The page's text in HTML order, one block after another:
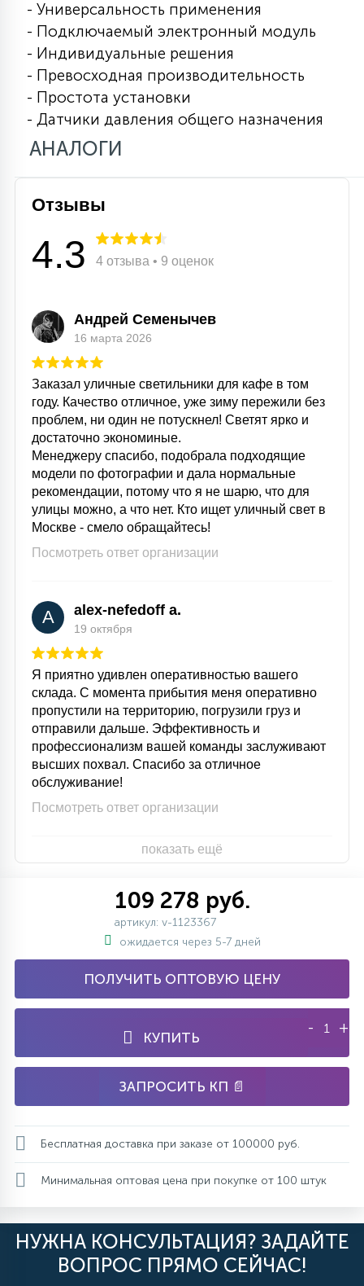
С УПРАВЛЕНИЕМ
АКСЕССУАРЫ
- Универсальность применения
- Подключаемый электронный модуль
- Индивидуальные решения
- Превосходная производительность
- Простота установки
- Датчики давления общего назначения
АНАЛОГИ
Отзывы
4.3 4 отзыва • 9 оценок
Андрей Семенычев
16 марта 2026
Заказал уличные светильники для кафе в том
году. Качество отличное, уже зиму пережили без
проблем, ни один не потускнел! Светят ярко и
достаточно экономиные.
Менеджеру спасибо, подобрала подходящие
модели по фотографии и дала нормальные
рекомендации, потому что я не шарю, что для
улицы можно, а что нет. Кто ищет уличный свет в
Москве - смело обращайтесь!
Посмотреть ответ организации
A alex-nefedoff a.
19 октября
Я приятно удивлен оперативностью вашего
склада. С момента прибытия меня оперативно
пропустили на территорию, погрузили груз и
отправили дальше. Эффективность и
профессионализм вашей команды заслуживают
высших похвал. Спасибо за отличное
обслуживание!
Посмотреть ответ организации
показать ещё
109 278 руб.
артикул: v-1123367
ожидается через 5-7 дней
ПОЛУЧИТЬ ОПТОВУЮ ЦЕНУ
КУПИТЬ
- +
ЗАПРОСИТЬ КП 📄
Бесплатная доставка при заказе от 100000 руб.
Минимальная оптовая цена при покупке от 100 штук
НУЖНА КОНСУЛЬТАЦИЯ? ЗАДАЙТЕ
ВОПРОС ПРЯМО СЕЙЧАС!